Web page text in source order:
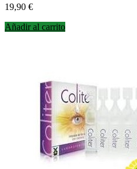
Precio
19,90 €
Añadir al carrito